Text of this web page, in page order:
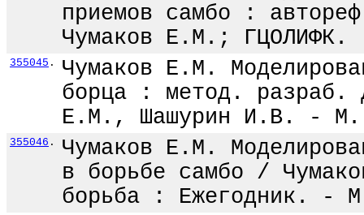
приемов самбо :
Чумаков Е.М.;
355045 .
Чумаков Е.М.
борца : метод. разраб.
Е.М., Шашурин И.В. -
355046 .
Чумаков Е.М.
в борьбе самбо /
борьба : Ежегодник.